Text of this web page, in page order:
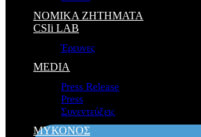
ΝΟΜΙΚΑ ΖΗΤΗΜΑΤΑ
CSIi LAB
Έρευνες
MEDIA
Press Release
Press
Συνεντεύξεις
ΜΥΚΟΝΟΣ